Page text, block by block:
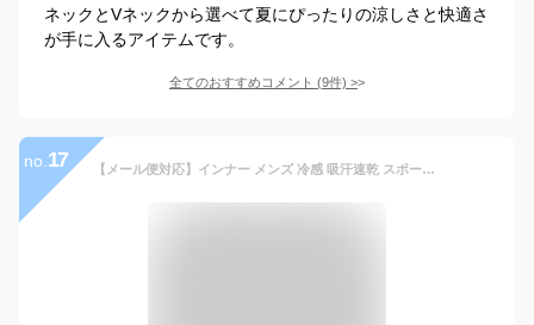
ネックとVネックから選べて夏にぴったりの涼しさと快適さ
が手に入るアイテムです。
全てのおすすめコメント (9件) >
no. 17 【メール便対応】インナー メンズ 冷感 吸汗速乾 スポーツ 冷感インナー ゴルフ 最強 メンズインナー 夏 ワーク マン アンダーシャツ ストレッチ 長袖 消臭 コンプレッション 熱中症対策 UVカット 作業着 作業服 おたふく手袋 ボディータフネス JW-623 筋トレ ランニング